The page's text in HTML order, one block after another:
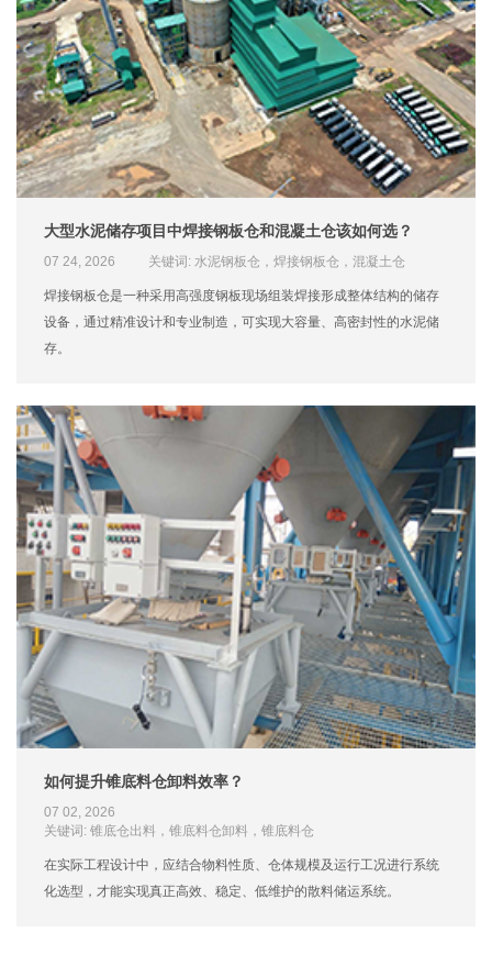
大型水泥储存项目中焊接钢板仓和混凝土仓该如何选？
07 24, 2026 关键词: 水泥钢板仓，焊接钢板仓，混凝土仓
焊接钢板仓是一种采用高强度钢板现场组装焊接形成整体结构的储存
设备，通过精准设计和专业制造，可实现大容量、高密封性的水泥储
存。
如何提升锥底料仓卸料效率？
07 02, 2026
关键词: 锥底仓出料，锥底料仓卸料，锥底料仓
在实际工程设计中，应结合物料性质、仓体规模及运行工况进行系统
化选型，才能实现真正高效、稳定、低维护的散料储运系统。